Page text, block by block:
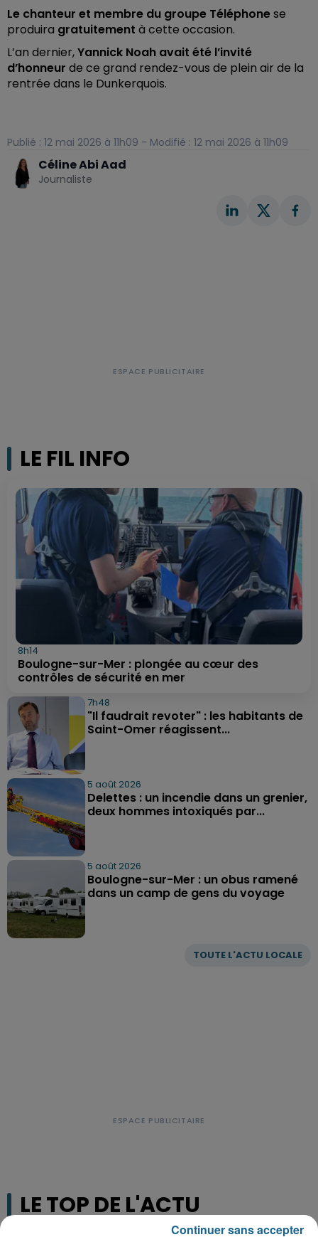
Le chanteur et membre du groupe Téléphonese
produira gratuitement à cette occasion.
L’an dernier,Yannick Noah avait été l’invité
d’honneur de ce grand rendez-vous de plein air de la
rentrée dans le Dunkerquois.
Publié : 12 mai 2026 à 11h09 - Modifié : 12 mai 2026 à 11h09
Céline Abi Aad
Journaliste
LE FIL INFO
TOUTE L'ACTU LOCALE
8h14
Boulogne-sur-Mer : plongée au cœur des
contrôles de sécurité en mer
7h48
"Il faudrait revoter" : les habitants de
Saint-Omer réagissent...
5 août 2026
Delettes : un incendie dans un grenier,
deux hommes intoxiqués par...
5 août 2026
Boulogne-sur-Mer : un obus ramené
dans un camp de gens du voyage
LE TOP DE L'ACTU
Continuer sans accepter